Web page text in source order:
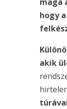
hogy
akik